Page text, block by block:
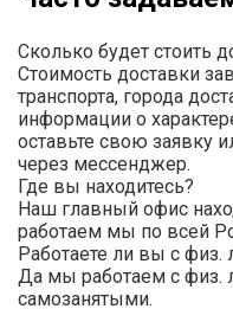
Сколько будет стоить
Стоимость доставки
транспорта, города
информации о
оставьте свою заявку
через мессенджер.
Где вы находитесь?
Наш главный офис
работаем мы по всей
Работаете ли вы с физ.
Да мы работаем с физ.
самозанятыми.